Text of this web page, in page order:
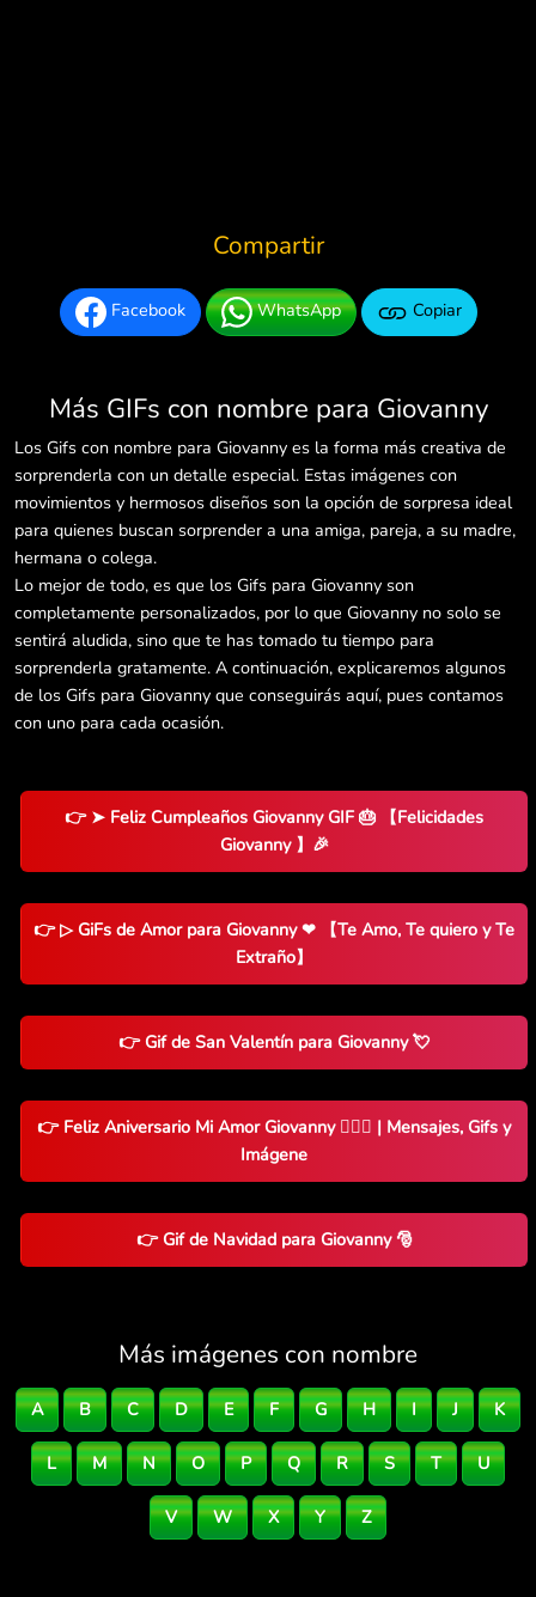
Compartir
Facebook WhatsApp Copiar
Más GIFs con nombre para Giovanny
Los Gifs con nombre para Giovanny es la forma más creativa de
sorprenderla con un detalle especial. Estas imágenes con
movimientos y hermosos diseños son la opción de sorpresa ideal
para quienes buscan sorprender a una amiga, pareja, a su madre,
hermana o colega.
Lo mejor de todo, es que los Gifs para Giovanny son
completamente personalizados, por lo que Giovanny no solo se
sentirá aludida, sino que te has tomado tu tiempo para
sorprenderla gratamente. A continuación, explicaremos algunos
de los Gifs para Giovanny que conseguirás aquí, pues contamos
con uno para cada ocasión.
👉 ➤ Feliz Cumpleaños Giovanny GIF 🎂 【Felicidades
Giovanny 】🎉
👉 ▷ GiFs de Amor para Giovanny ❤ 【Te Amo, Te quiero y Te
Extraño】
👉 Gif de San Valentín para Giovanny 💘
👉 Feliz Aniversario Mi Amor Giovanny 👨‍❤️‍👨 | Mensajes, Gifs y
Imágene
👉 Gif de Navidad para Giovanny 🎅
Más imágenes con nombre
A B C D E F G H I J K
L M N O P Q R S T U
V W X Y Z